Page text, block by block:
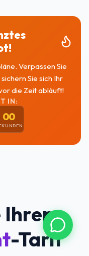
Verpassen Sie
Sie sich Ihr
die Zeit abläuft!
IN:
00
Ihren
-Tarif